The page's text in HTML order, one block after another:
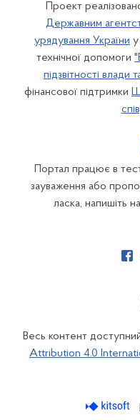
Проект
Державним
урядування України
технічної допомоги
підзвітності влади
фінансової підтримки
Портал працює в
зауваження або
ласка, напишіть
Весь контент
Attribution 4.0